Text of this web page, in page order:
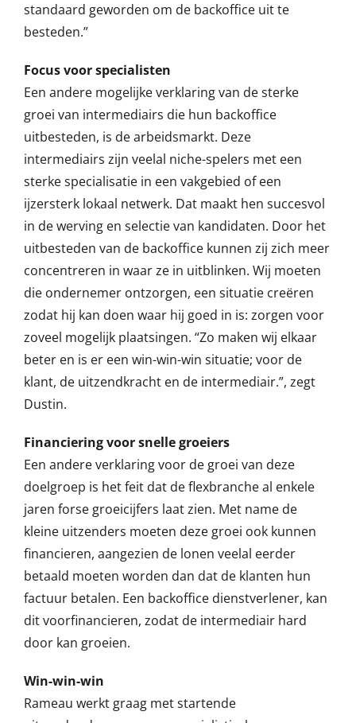
standaard geworden om de backoffice uit te
besteden.”
Focus voor specialisten
Een andere mogelijke verklaring van de sterke
groei van intermediairs die hun backoffice
uitbesteden, is de arbeidsmarkt. Deze
intermediairs zijn veelal niche-spelers met een
sterke specialisatie in een vakgebied of een
ijzersterk lokaal netwerk. Dat maakt hen succesvol
in de werving en selectie van kandidaten. Door het
uitbesteden van de backoffice kunnen zij zich meer
concentreren in waar ze in uitblinken. Wij moeten
die ondernemer ontzorgen, een situatie creëren
zodat hij kan doen waar hij goed in is: zorgen voor
zoveel mogelijk plaatsingen. “Zo maken wij elkaar
beter en is er een win-win-win situatie; voor de
klant, de uitzendkracht en de intermediair.”, zegt
Dustin.
Financiering voor snelle groeiers
Een andere verklaring voor de groei van deze
doelgroep is het feit dat de flexbranche al enkele
jaren forse groeicijfers laat zien. Met name de
kleine uitzenders moeten deze groei ook kunnen
financieren, aangezien de lonen veelal eerder
betaald moeten worden dan dat de klanten hun
factuur betalen. Een backoffice dienstverlener, kan
dit voorfinancieren, zodat de intermediair hard
door kan groeien.
Win-win-win
Rameau werkt graag met startende